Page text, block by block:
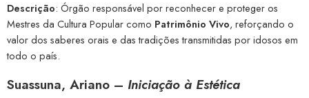
Descrição: Órgão responsável por reconhecer e proteger os
Mestres da Cultura Popular como Patrimônio Vivo, reforçando o
valor dos saberes orais e das tradições transmitidas por idosos em
todo o país.
Suassuna, Ariano – Iniciação à Estética